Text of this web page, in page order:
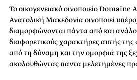
Το οικογενειακό οινοποιείο
Ανατολική Μακεδονία οινοποιεί
διαμορφώνονται πάντα από και
διαφορετικούς χαρακτήρες αυτής της
από τη δύναμη και την ομορφιά της
ακολουθώντας πάντα μελετημένες